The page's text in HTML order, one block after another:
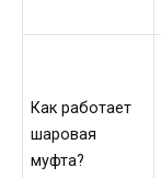
Как работает
шаровая
муфта?